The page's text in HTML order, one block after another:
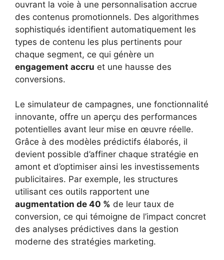
ouvrant la voie à une personnalisation accrue
des contenus promotionnels. Des algorithmes
sophistiqués identifient automatiquement les
types de contenu les plus pertinents pour
chaque segment, ce qui génère un
engagement accru et une hausse des
conversions.
Le simulateur de campagnes, une fonctionnalité
innovante, offre un aperçu des performances
potentielles avant leur mise en œuvre réelle.
Grâce à des modèles prédictifs élaborés, il
devient possible d’affiner chaque stratégie en
amont et d’optimiser ainsi les investissements
publicitaires. Par exemple, les structures
utilisant ces outils rapportent une
augmentation de 40 % de leur taux de
conversion, ce qui témoigne de l’impact concret
des analyses prédictives dans la gestion
moderne des stratégies marketing.